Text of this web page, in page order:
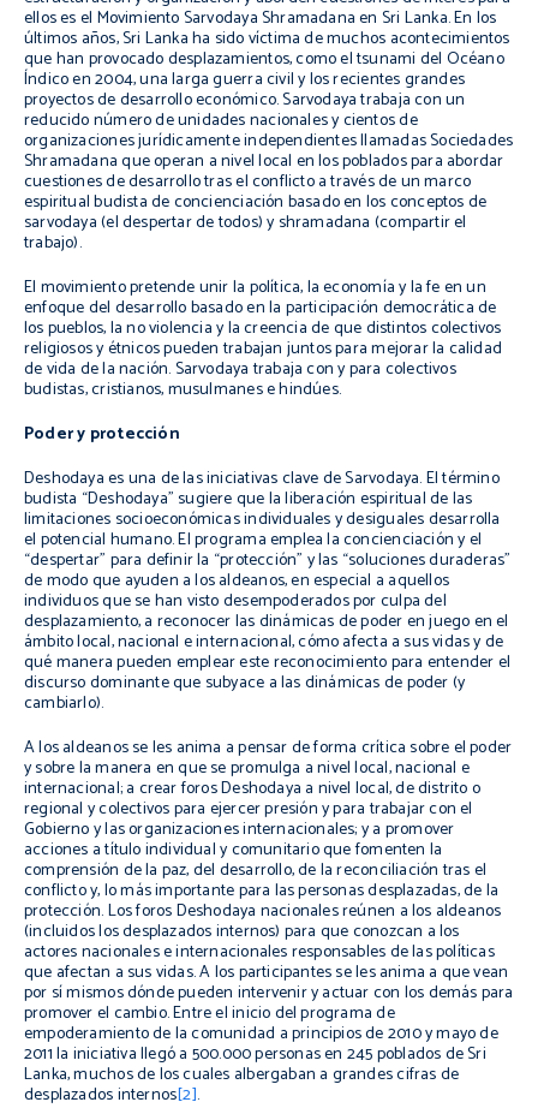
ellos es el Movimiento Sarvodaya Shramadana en Sri Lanka. En los
últimos años, Sri Lanka ha sido víctima de muchos acontecimientos
que han provocado desplazamientos, como eltsunami del Océano
Índico en 2004, una larga guerra civil y los recientes grandes
proyectos de desarrollo económico. Sarvodaya trabaja con un
reducido número de unidades nacionales y cientos de
organizaciones jurídicamente independientes llamadas Sociedades
Shramadana que operan a nivel local en los poblados para abordar
cuestiones de desarrollo tras el conflicto a través de un marco
espiritual budista de concienciación basado en los conceptos de
sarvodaya(el despertar de todos) y shramadana (compartir el
trabajo).
El movimiento pretende unir la política, la economía y la fe en un
enfoque del desarrollo basado en la participación democrática de
los pueblos, la no violencia y la creencia de que distintos colectivos
religiosos y étnicos pueden trabajan juntos para mejorar la calidad
de vida de la nación. Sarvodaya trabaja con y para colectivos
budistas, cristianos, musulmanes e hindúes.
Poder y protección
Deshodaya es una de las iniciativas clave de Sarvodaya. El término
budista “Deshodaya” sugiere que la liberación espiritual de las
limitaciones socioeconómicas individuales y desiguales desarrolla
el potencial humano. El programa emplea la concienciación y el
“despertar” para definir la “protección” y las “soluciones duraderas”
de modo que ayuden a los aldeanos, en especial a aquellos
individuos que se han visto desempoderados por culpa del
desplazamiento, a reconocer las dinámicas de poder en juego en el
ámbito local, nacional e internacional, cómo afecta a sus vidas y de
qué manera pueden emplear este reconocimiento para entender el
discurso dominante que subyace a las dinámicas de poder (y
cambiarlo).
A los aldeanos se les anima a pensar de forma crítica sobre el poder
y sobre la manera en que se promulga a nivel local, nacional e
internacional; a crear foros Deshodaya a nivel local, de distrito o
regional y colectivos para ejercer presión y para trabajar con el
Gobierno y las organizaciones internacionales; y a promover
acciones a título individual y comunitario que fomenten la
comprensión de la paz, del desarrollo, de la reconciliación tras el
conflicto y, lo más importante para las personas desplazadas, de la
protección. Los foros Deshodaya nacionales reúnen a los aldeanos
(incluidos los desplazados internos) para que conozcan a los
actores nacionales e internacionales responsables de las políticas
que afectan a sus vidas. A los participantes se les anima a que vean
por sí mismos dónde pueden intervenir y actuar con los demás para
promover el cambio. Entre el inicio del programa de
empoderamiento de la comunidad a principios de 2010 y mayo de
2011 la iniciativa llegó a 500.000 personas en 245 poblados de Sri
Lanka, muchos de los cuales albergaban a grandes cifras de
desplazados internos[2].